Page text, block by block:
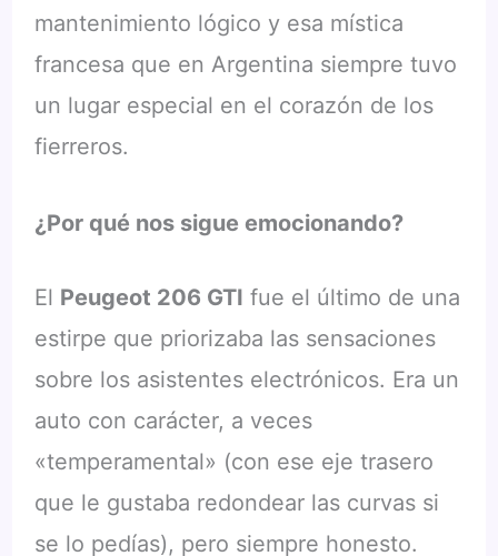
mantenimiento lógico y esa mística
francesa que en Argentina siempre tuvo
un lugar especial en el corazón de los
fierreros.
¿Por qué nos sigue emocionando?
El Peugeot 206 GTI fue el último de una
estirpe que priorizaba las sensaciones
sobre los asistentes electrónicos. Era un
auto con carácter, a veces
«temperamental» (con ese eje trasero
que le gustaba redondear las curvas si
se lo pedías), pero siempre honesto.